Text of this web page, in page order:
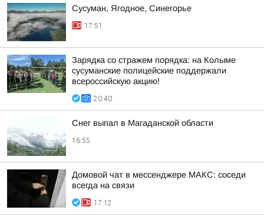
Сусуман, Ягодное, Синегорье
17:51
Зарядка со стражем порядка: на Колыме
сусуманские полицейские поддержали
всероссийскую акцию!
20:40
Снег выпал в Магаданской области
16:55
Домовой чат в мессенджере MAКС: соседи
всегда на связи
17:12